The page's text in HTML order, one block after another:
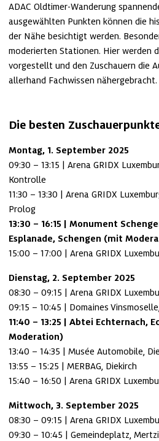
ADAC Oldtimer-Wanderung
ausgewählten Punkten können die
der Nähe besichtigt werden.
moderierten Stationen. Hier werden
vorgestellt und den Zuschauern die
allerhand Fachwissen nähergebracht.
Die besten
Montag, 1. September 2025
09:30 – 13:15 | Arena GRIDX
Kontrolle
11:30 – 13:30 | Arena GRIDX
13:30 – 16:15 | Monument
Esplanade, Schengen (mit
15:00 – 17:00 | Arena GRIDX
Dienstag, 2. September 2025
08:30 – 09:15 | Arena GRIDX
11:40 – 13:25 | Abtei Echternach,
Moderation)
13:40 – 14:35 | Musée Automobile,
13:55 – 15:25 | MERBAG, Diekirch
15:40 – 16:50 | Arena GRIDX
Mittwoch, 3. September 2025
08:30 – 09:15 | Arena GRIDX
09:30 – 10:45 | Gemeindeplatz,